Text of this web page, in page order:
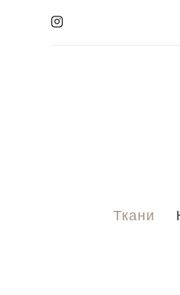
Ткани